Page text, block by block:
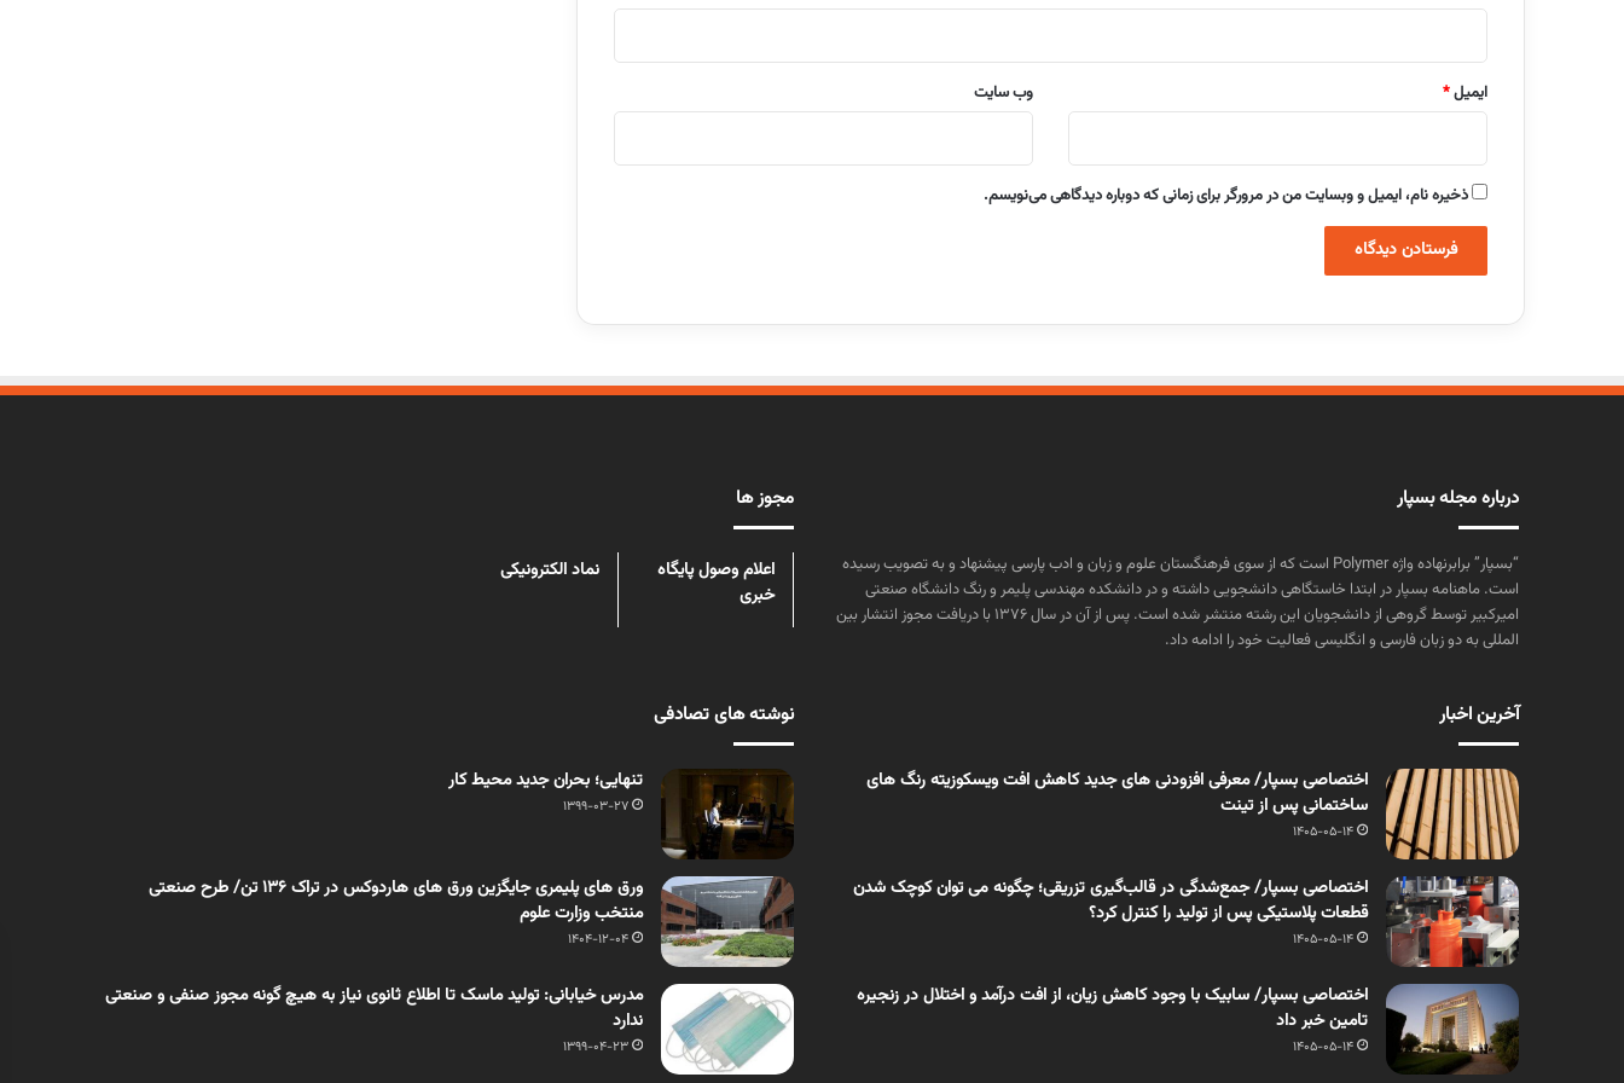
ایمیل* وب‌ سایت
ذخیره نام، ایمیل و وبسایت من در مرورگر برای زمانی که دوباره دیدگاهی می‌نویسم.
درباره مجله بسپار
“بسپار” برابرنهاده واژه Polymer است که از سوی فرهنگستان علوم و زبان و ادب پارسی پیشنهاد و به تصویب رسیده
است. ماهنامه بسپار در ابتدا خاستگاهی دانشجویی داشته و در دانشکده مهندسی پلیمر و رنگ دانشگاه صنعتی
امیرکبیر توسط گروهی از دانشجویان این رشته منتشر شده است. پس از آن در سال ۱۳۷۶ با دریافت مجوز انتشار بین
المللی به دو زبان فارسی و انگلیسی فعالیت خود را ادامه داد.
مجوز ها
اعلام وصول پایگاه
خبری
نماد الکترونیکی
آخرین اخبار
اختصاصی بسپار/ معرفی افزودنی های جدید کاهش افت ویسکوزیته رنگ های
ساختمانی پس از تینت
1405-05-14
اختصاصی بسپار/ جمع‌شدگی در قالب‌گیری تزریقی؛ چگونه می توان کوچک شدن
قطعات پلاستیکی پس از تولید را کنترل کرد؟
1405-05-14
اختصاصی بسپار/ سابیک با وجود کاهش زیان، از افت درآمد و اختلال در زنجیره
تامین خبر داد
1405-05-14
نوشته های تصادفی
تنهایی؛ بحران جدید محیط کار
1399-03-27
ورق های پلیمری جایگزین ورق های هاردوکس در تراک 136 تن/ طرح صنعتی
منتخب وزارت علوم
1404-12-04
مدرس خیابانی: تولید ماسک تا اطلاع ثانوی نیاز به هیچ گونه مجوز صنفی و صنعتی
ندارد
1399-04-23